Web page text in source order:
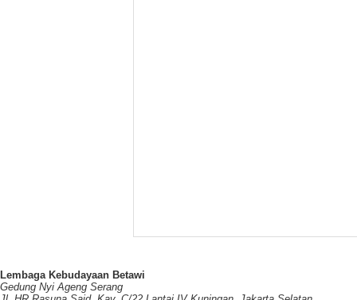
Lembaga Kebudayaan Betawi
Gedung Nyi Ageng Serang